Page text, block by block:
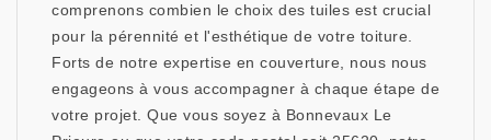
comprenons combien le choix des tuiles est crucial
pour la pérennité et l'esthétique de votre toiture.
Forts de notre expertise en couverture, nous nous
engageons à vous accompagner à chaque étape de
votre projet. Que vous soyez à Bonnevaux Le